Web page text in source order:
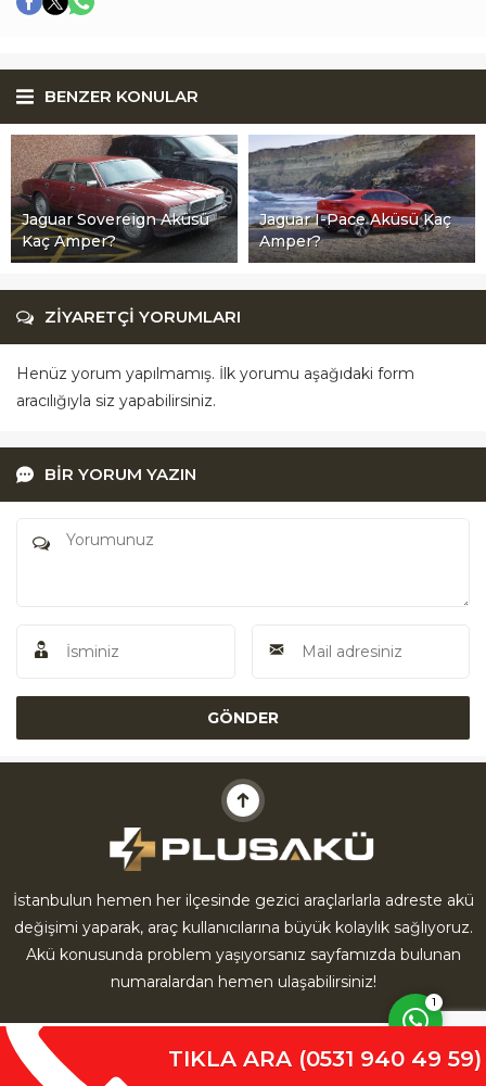
BENZER KONULAR
Jaguar Sovereign Aküsü
Kaç Amper?
Jaguar I-Pace Aküsü Kaç
Amper?
ZİYARETÇİ YORUMLARI
Henüz yorum yapılmamış. İlk yorumu aşağıdaki form
aracılığıyla siz yapabilirsiniz.
BİR YORUM YAZIN
Cevap Yaz
1
İstanbulun hemen her ilçesinde gezici araçlarlarla adreste akü
değişimi yaparak, araç kullanıcılarına büyük kolaylık sağlıyoruz.
Akü konusunda problem yaşıyorsanız sayfamızda bulunan
numaralardan hemen ulaşabilirsiniz!
Anasayfa Hakkımızda İletişim
TIKLA ARA (0531 940 49 59)